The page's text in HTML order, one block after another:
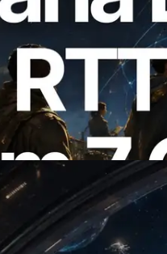
Leader Slot API
partir de 7 regiões
API